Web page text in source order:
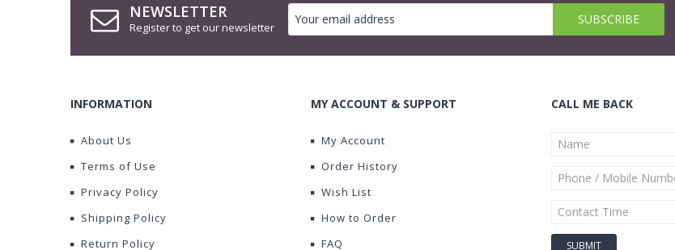
NEWSLETTER
Register to get our newsletter
INFORMATION
About Us
Terms of Use
Privacy Policy
Shipping Policy
Return Policy
MY ACCOUNT & SUPPORT
My Account
Order History
Wish List
How to Order
FAQ
CALL ME BACK